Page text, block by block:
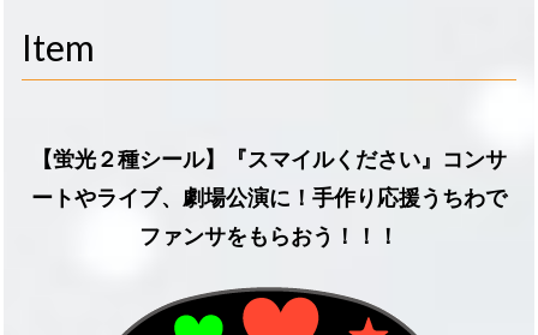
Item
【蛍光２種シール】『スマイルください』コンサ
ートやライブ、劇場公演に！手作り応援うちわで
ファンサをもらおう！！！